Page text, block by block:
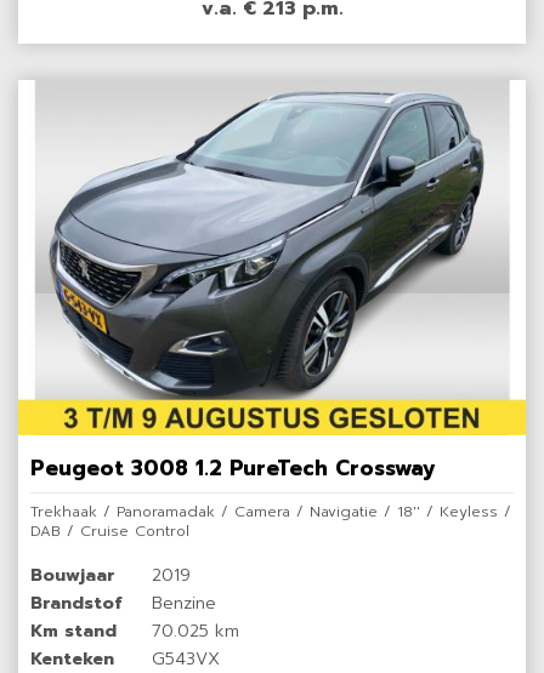
v.a. € 213 p.m.
Peugeot 3008 1.2 PureTech Crossway
Trekhaak / Panoramadak / Camera / Navigatie / 18'' / Keyless /
DAB / Cruise Control
Bouwjaar
2019
Brandstof
Benzine
Km stand
70.025 km
Kenteken
G543VX